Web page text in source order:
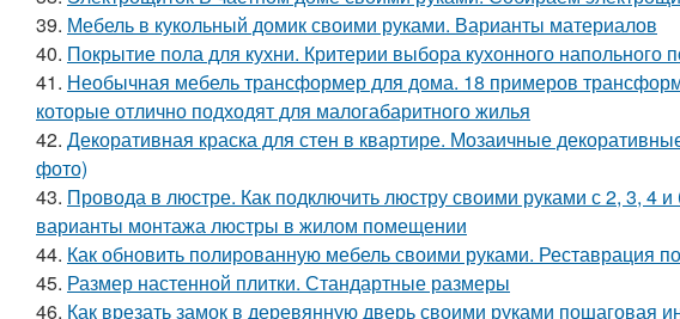
39. Мебель в кукольный домик своими руками. Варианты материалов
40. Покрытие пола для кухни. Критерии выбора кухонного напольного
41. Необычная мебель трансформер для дома. 18 примеров
которые отлично подходят для малогабаритного жилья
42. Декоративная краска для стен в квартире. Мозаичные
фото)
43. Провода в люстре. Как подключить люстру своими руками с 2, 3,
варианты монтажа люстры в жилом помещении
44. Как обновить полированную мебель своими руками. Реставрация
45. Размер настенной плитки. Стандартные размеры
46. Как врезать замок в деревянную дверь своими руками пошаговая